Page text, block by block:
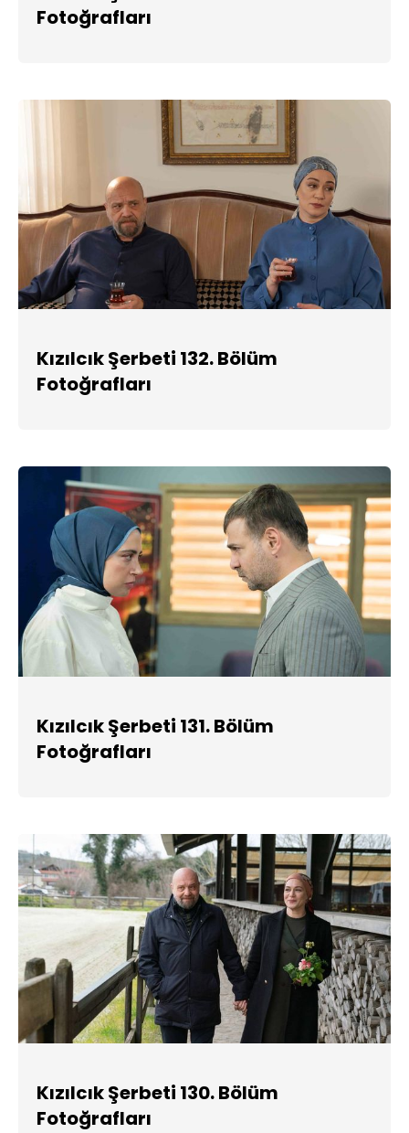
Fotoğrafları
Kızılcık Şerbeti 132. Bölüm
Fotoğrafları
Kızılcık Şerbeti 131. Bölüm
Fotoğrafları
Kızılcık Şerbeti 130. Bölüm
Fotoğrafları